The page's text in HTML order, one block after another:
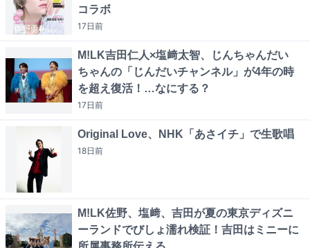
コラボ
17日前
M!LK吉田仁人×塩﨑太智、じんちゃんだい
ちゃんの「じんだいチャンネル」が4年の時
を超え復活！…なにする？
17日前
Original Love、NHK「あさイチ」で生歌唱
18日前
M!LK佐野、塩﨑、吉田が夏の東京ディズニ
ーランドでびしょ濡れ検証！吉田はミニーに